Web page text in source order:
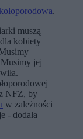
.
muszą
kobiety
jej
NFZ, by
w zależności
- dodała